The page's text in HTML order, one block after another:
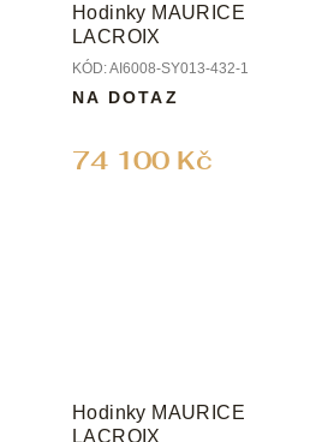
Hodinky MAURICE
LACROIX
KÓD:AI6008-SY013-432-1
74 100 Kč
NA DOTAZ
Hodinky MAURICE
LACROIX